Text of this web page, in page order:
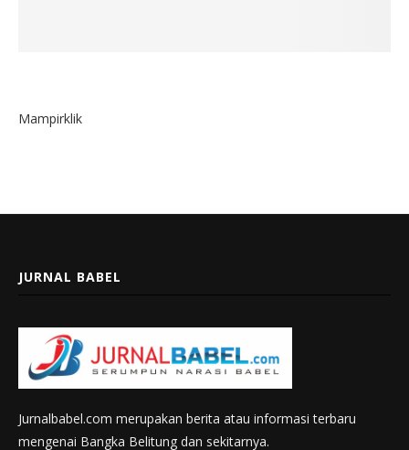
Mampirklik
JURNAL BABEL
Jurnalbabel.com merupakan berita atau informasi terbaru
mengenai Bangka Belitung dan sekitarnya.